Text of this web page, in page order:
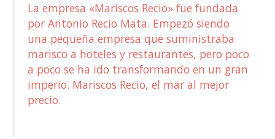
La empresa «Mariscos Recio» fue fundada
por Antonio Recio Mata. Empezó siendo
una pequeña empresa que suministraba
marisco a hoteles y restaurantes, pero poco
a poco se ha ido transformando en un gran
imperio. Mariscos Recio, el mar al mejor
precio.